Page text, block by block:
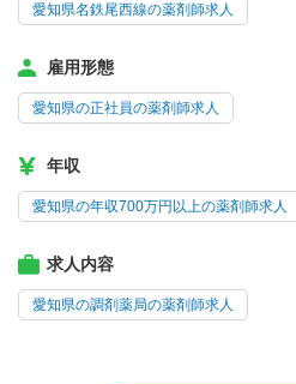
愛知県名鉄尾西線の薬剤師求人
雇用形態
愛知県の正社員の薬剤師求人
年収
愛知県の年収700万円以上の薬剤師求人
求人内容
愛知県の調剤薬局の薬剤師求人